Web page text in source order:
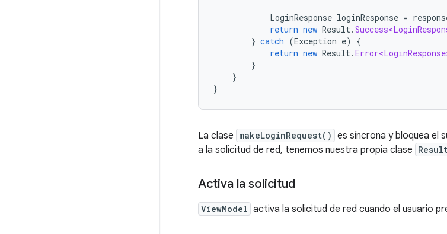
LoginResponse loginResponse =
return new Result.
} catch (Exception e)
{
return new Result.
}
}
}
La clase makeLoginRequest() es síncrona y bloquea el
a la solicitud de red, tenemos nuestra propia clase
Activa la solicitud
ViewModel activa la solicitud de red cuando el usuario